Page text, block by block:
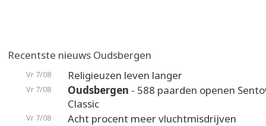
Recentste nieuws Oudsbergen
Vr 7/08 Religieuzen leven langer
Vr 7/08 Oudsbergen - 588 paarden openen
Classic
Vr 7/08 Acht procent meer vluchtmisdrijven